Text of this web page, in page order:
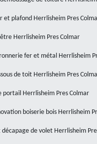
et plafond Herrlisheim Pres
Herrlisheim Pres Colmar
fer et métal Herrlisheim
de toit Herrlisheim Pres
portail Herrlisheim Pres Colmar
boiserie bois Herrlisheim
décapage de volet Herrlisheim